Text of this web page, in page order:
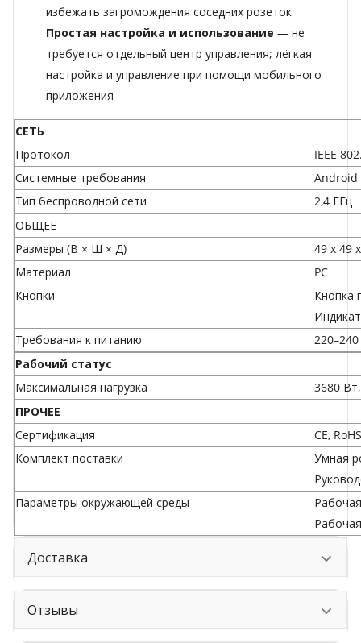
избежать загромождения соседних розеток
Простая настройка и использование — не
требуется отдельный центр управления; лёгкая
настройка и управление при помощи мобильного
приложения
СЕТЬ
Протокол
IEEE
Системные требования
Android
Тип беспроводной сети
2,4 ГГц
ОБЩЕЕ
Размеры (В × Ш × Д)
49 x 49
Материал
PC
Кнопки
Кнопка
Требования к питанию
Рабочий статус
Максимальная нагрузка
3680
ПРОЧЕЕ
Сертификация
CE, RoHS
Комплект поставки
Умная
Параметры окружающей среды
Доставка
Отзывы